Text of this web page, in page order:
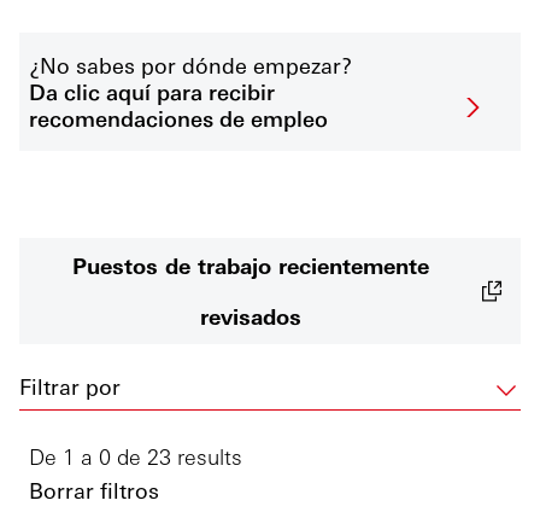
¿No sabes por dónde empezar?
Da clic aquí para recibir
recomendaciones de empleo
Puestos de trabajo recientemente
revisados
Filtrar por
De 1 a 0 de 23 results
Borrar filtros